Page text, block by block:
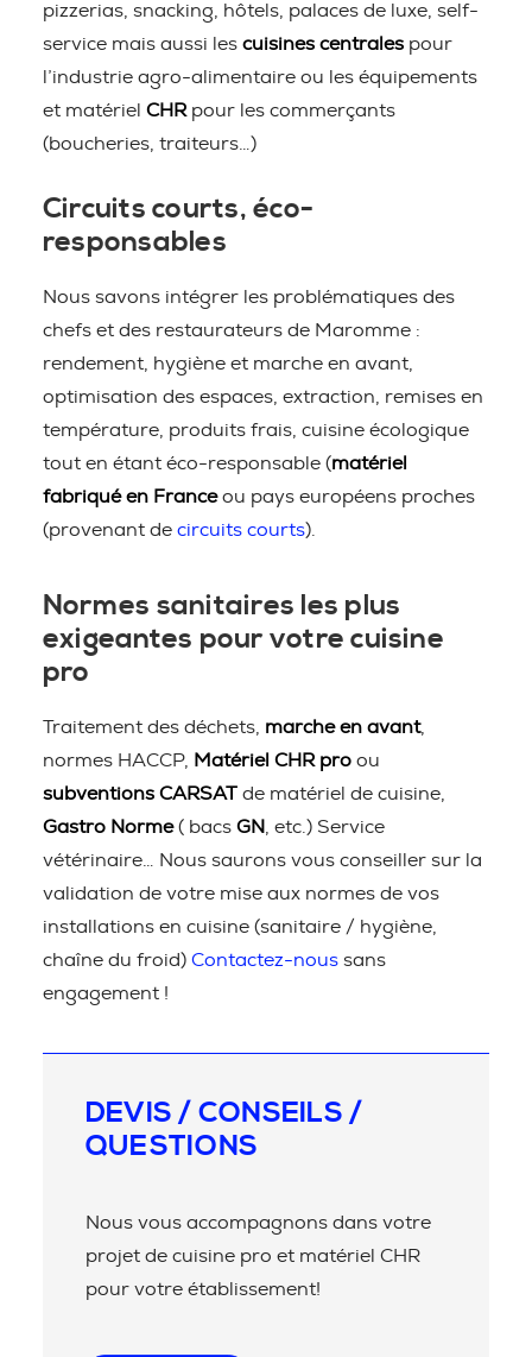
pizzerias, snacking, hôtels, palaces de luxe, self-
service mais aussi les cuisines centrales pour
l’industrie agro-alimentaire ou les équipements
et matériel CHR pour les commerçants
(boucheries, traiteurs…)
Circuits courts, éco-
responsables
Nous savons intégrer les problématiques des
chefs et des restaurateurs de Maromme :
rendement, hygiène et marche en avant,
optimisation des espaces, extraction, remises en
température, produits frais, cuisine écologique
tout en étant éco-responsable (matériel
fabriqué en Franceou pays européens proches
(provenant de circuits courts).
Normes sanitaires les plus
exigeantes pour votre cuisine
pro
Traitement des déchets, marche en avant,
normes HACCP,
Matériel CHR pro ou
subventions CARSAT de matériel de cuisine,
Gastro Norme( bacs GN
, etc.) Service
vétérinaire… Nous saurons vous conseiller sur la
validation de votre mise aux normes de vos
installations en cuisine (sanitaire / hygiène,
chaîne du froid) Contactez-nous sans
engagement !
DEVIS / CONSEILS /
QUESTIONS
Nous vous accompagnons dans votre
projet de cuisine pro et matériel CHR
pour votre établissement!